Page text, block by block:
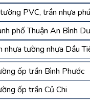
PVC, trần nhựa
phố Thuận An Bình
nhựa tường nhựa Dầu
ốp trần Bình Phước
ốp trần Củ Chi